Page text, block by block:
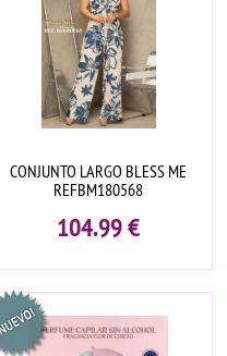
CONJUNTO LARGO BLESS ME
REFBM180568
104.99€